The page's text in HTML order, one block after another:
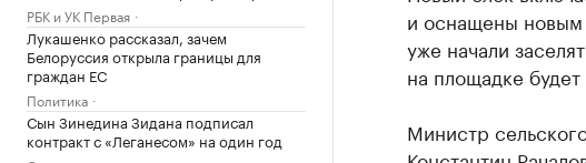
РБК и УК Первая
Лукашенко рассказал, зачем
Белоруссия открыла границы для
граждан ЕС
Политика
Сын Зинедина Зидана подписал
контракт с «Леганесом» на один год
и оснащены новым
уже начали
на площадке
Министр